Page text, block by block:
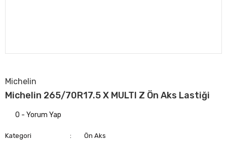
Michelin
Michelin 265/70R17.5 X MULTI Z Ön Aks Lastiği
0 - Yorum Yap
Kategori
Ön Aks